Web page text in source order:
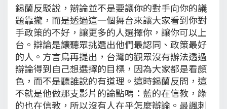
錫蘭反駁說，辯論並不是要讓你的對手向你的議
題靠攏，而是透過這一個舞台來讓大家看到你對
手政策的不好，讓更多的人選擇你，讓你可以上
台。辯論是讓聽眾挑選出他們最認同、政策最好
的人。方言鳥再提出，台灣的觀眾沒有辦法透過
辯論得到自己想選擇的目標，因為大家都是看顏
色，而不是聽誰說的有道理。這時錫蘭反問，這
不就是他做那支影片的論點嗎：藍的在信教，綠
的也在信教，所以沒有人在乎怎麼辯論。最諷刺